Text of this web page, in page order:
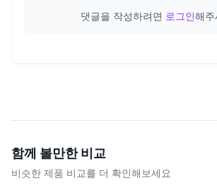
댓글을 작성하려면 로그인해주
함께 볼만한 비교
비슷한 제품 비교를 더 확인해보세요